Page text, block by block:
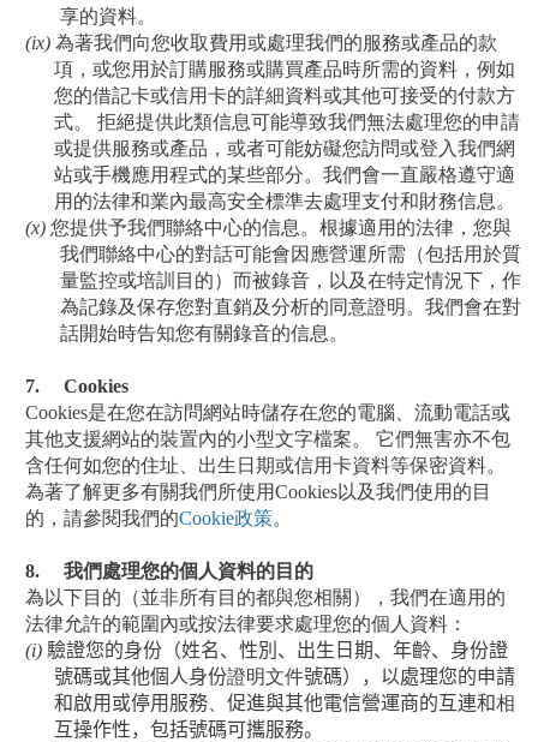
享的資料。
(ix) 為著我們向您收取費用或處理我們的服務或產品的款
項 ，或您用於訂購服務或購買產品時所需的資料，例如
您的借記卡或信用卡的詳細資料或其他可接受的付款方
式。 拒絕提供此類信息可能導致我們無法處理您的申請
或提供服務或產品 ，或者可能妨礙您訪問或登入我們網
站或手機應用程式的某些部分。我們會一直嚴格遵守適
用的法律和業內最高安全標準去處理支付和財務信息。
(x) 您提供予我們聯絡中心的信息。根據適用的法律，您與
我們聯絡中心的對話可能會因應營運所需（包括用於質
量監控或培訓目的）而被錄音，以及在特定情況下，作
為記錄及保存您對直銷及分析的同意證明。我們會在對
話開始時告知您有關錄音的信息。
7.
Cookies
Cookies是在您在訪問網站時儲存在您的電腦、流動電話或
其他支援網站的裝置內的小型文字檔案。 它們無害亦不包
含任何如您的住址、出生日期或信用卡資料等保密資料。
為著了解更多有關我們所使用Cookies以及我們使用的目
的，請參閱我們的Cookie政策。
8.
我們處理您的個人資料的目的
為以下目的（並非所有目的都與您相關），我們在適用的
法律允許的範圍內或按法律要求處理您的個人資料：
(i) 驗證您的身份（姓名、性別、出生日期、年齡、身份證
號碼或其他個人身份證明文件號碼），以處理您的申請
和啟用或停用服務 、促進與其他電信營運商的互連和相
互操作性，包括號碼可攜服務。